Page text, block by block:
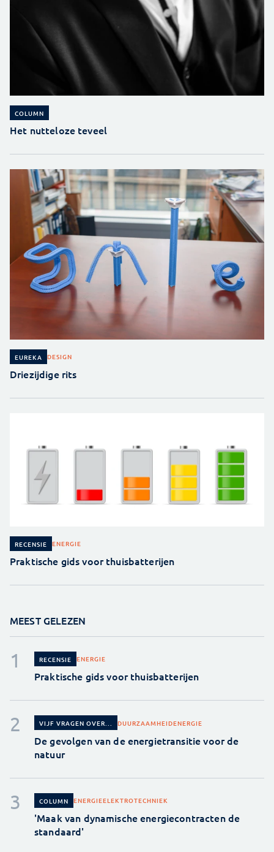
COLUMN
Het nutteloze teveel
EUREKA DESIGN
Driezijdige rits
RECENSIE ENERGIE
Praktische gids voor thuisbatterijen
MEEST GELEZEN
RECENSIE ENERGIE
Praktische gids voor thuisbatterijen
VIJF VRAGEN OVER... DUURZAAMHEIDENERGIE
De gevolgen van de energietransitie voor de
natuur
COLUMN ENERGIEELEKTROTECHNIEK
'Maak van dynamische energiecontracten de
standaard'